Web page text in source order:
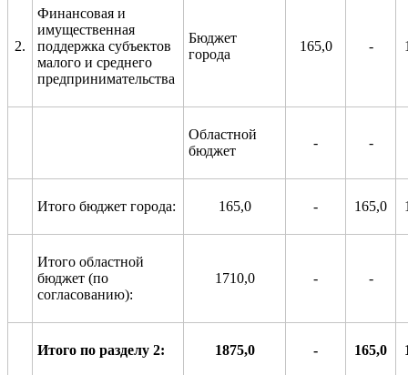
2.
Финансовая и
имущественная
поддержка субъектов
малого и среднего
предпринимательства
Бюджет
города
165,0 -
Областной
бюджет
- -
Итого бюджет города: 165,0 - 165,0
Итого областной
бюджет (по
согласованию):
1710,0 - -
Итого по разделу 2: 1875,0 - 165,0